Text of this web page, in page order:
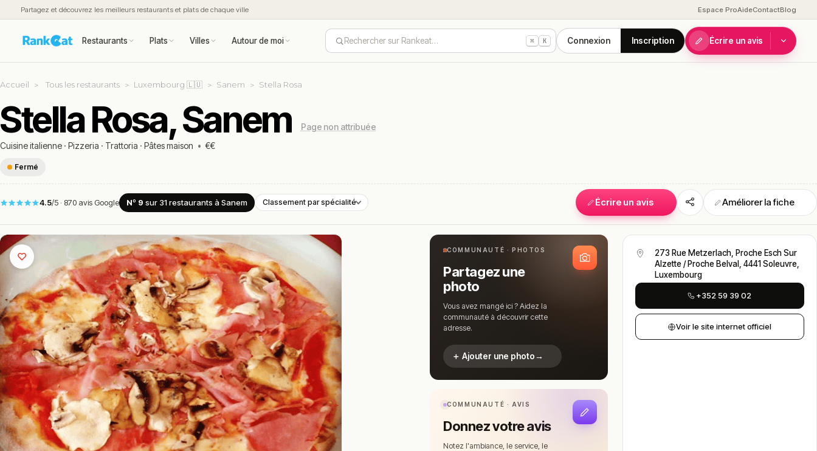
Partagez et découvrez les meilleurs restaurants et plats de chaque ville Espace ProAideContactBlog
Restaurants Plats Villes Autour de moi Rechercher sur Rankeat… ⌘ K Connexion Inscription Écrire un avis
Accueil Tous les restaurants Luxembourg 🇱🇺 Sanem Stella Rosa
Stella Rosa, Sanem
Page non attribuée
Cuisine italienne · Pizzeria · Trattoria · Pâtes maison • €€
Fermé
4.5/5 · 870 avis Google Nº 9 sur 31restaurants à Sanem Classement par spécialité Écrire un avis Améliorer la fiche
COMMUNAUTÉ · PHOTOS
Partagez une
photo
Vous avez mangé ici ? Aidez la
communauté à découvrir cette
adresse.
＋ Ajouter une photo→
COMMUNAUTÉ · AVIS
Donnez votre avis
Notez l'ambiance, le service, le
273 Rue Metzerlach, Proche Esch Sur
Alzette / Proche Belval, 4441 Soleuvre,
Luxembourg
+352 59 39 02
Voir le site internet officiel